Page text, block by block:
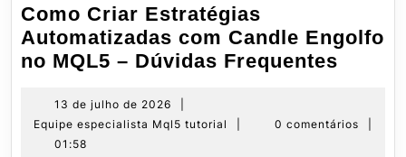
Como Criar Estratégias
Automatizadas com Candle Engolfo
no MQL5 – Dúvidas Frequentes
13 de julho de 2026
13
de
Equipe especialista Mql5 tutorial
Equipe
0 comentários
01:58